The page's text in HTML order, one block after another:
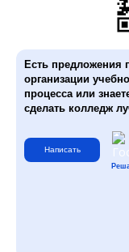
Есть предложения
организации
процесса или
сделать колледж
Написать